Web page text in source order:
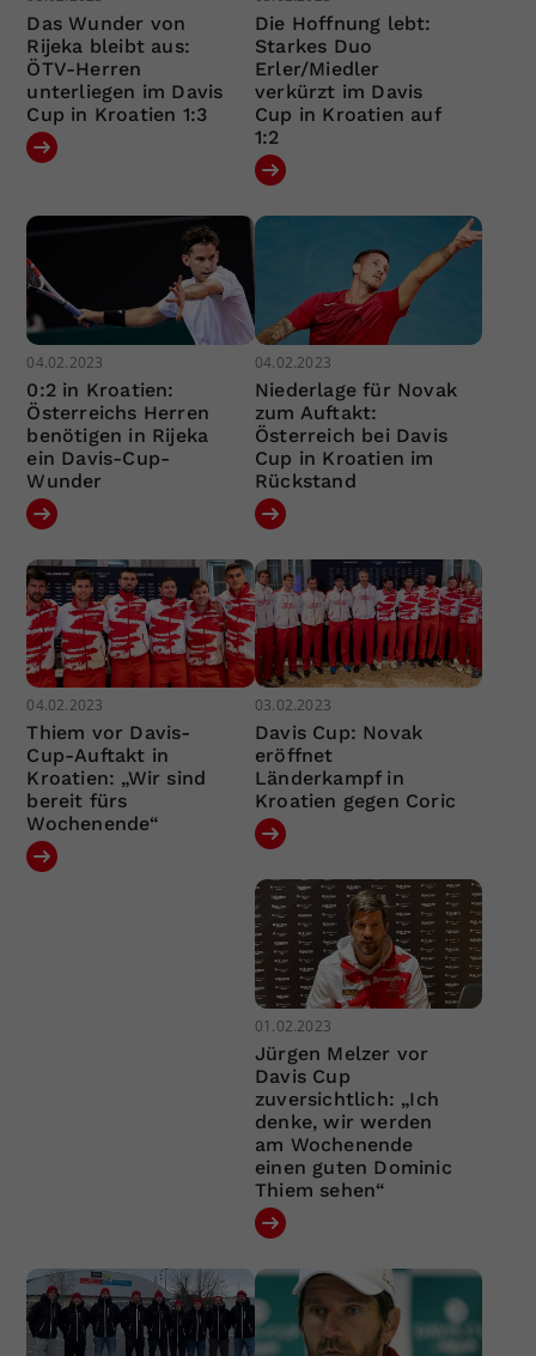
Das Wunder von
Rijeka bleibt aus:
ÖTV-Herren
unterliegen im Davis
Cup in Kroatien 1:3
Die Hoffnung lebt:
Starkes Duo
Erler/Miedler
verkürzt im Davis
Cup in Kroatien auf
1:2
04.02.2023
0:2 in Kroatien:
Österreichs Herren
benötigen in Rijeka
ein Davis-Cup-
Wunder
04.02.2023
Niederlage für Novak
zum Auftakt:
Österreich bei Davis
Cup in Kroatien im
Rückstand
04.02.2023
Thiem vor Davis-
Cup-Auftakt in
Kroatien: „Wir sind
bereit fürs
Wochenende“
03.02.2023
Davis Cup: Novak
eröffnet
Länderkampf in
Kroatien gegen Coric
01.02.2023
Jürgen Melzer vor
Davis Cup
zuversichtlich: „Ich
denke, wir werden
am Wochenende
einen guten Dominic
Thiem sehen“